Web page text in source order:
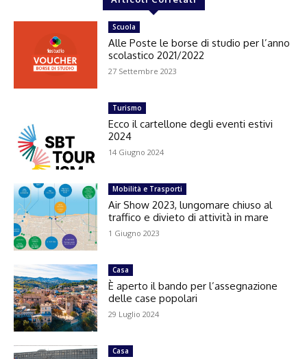
Scuola
Alle Poste le borse di studio per l’anno
scolastico 2021/2022
27 Settembre 2023
Turismo
Ecco il cartellone degli eventi estivi
2024
14 Giugno 2024
Mobilità e Trasporti
Air Show 2023, lungomare chiuso al
traffico e divieto di attività in mare
1 Giugno 2023
Casa
È aperto il bando per l’assegnazione
delle case popolari
29 Luglio 2024
Casa